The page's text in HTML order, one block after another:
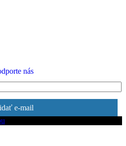
nás
e-mail